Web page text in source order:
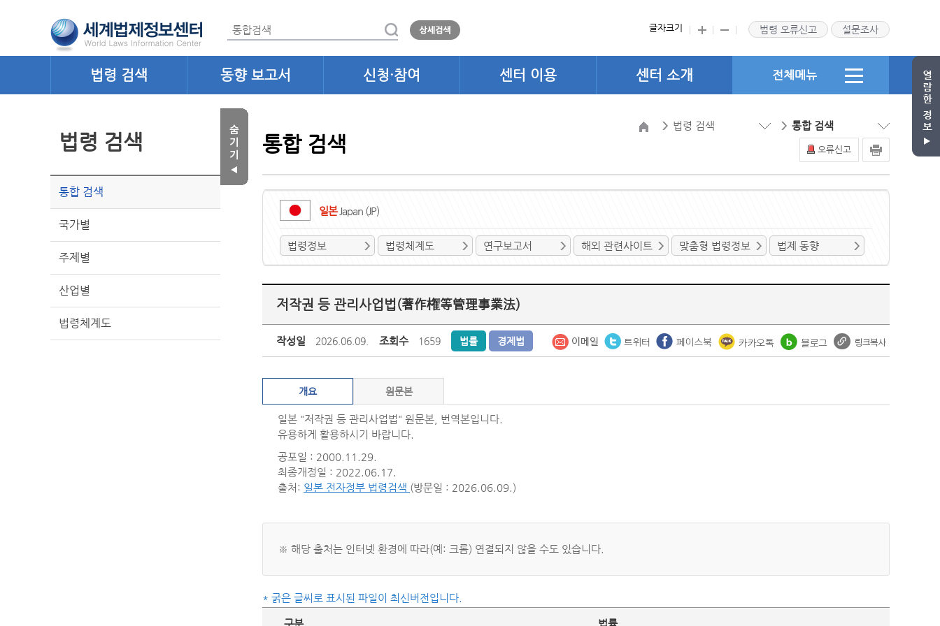
글자크기 법령 오류신고 설문조사
법령 검색 동향 보고서 신청·참여 센터 이용 센터 소개 전체메뉴
법령 검색
통합 검색
국가별
주제별
산업별
법령체계도
법령 검색 통합 검색
오류신고
통합 검색
일본Japan (JP)
법령정보 법령체계도 연구보고서 해외 관련사이트 맞춤형 법령정보 법제 동향
저작권 등 관리사업법(著作権等管理事業法)
작성일 2026.06.09. 조회수 1659 법률 경제법
개요 원문본
일본 "저작권 등 관리사업법" 원문본, 번역본입니다.
유용하게 활용하시기 바랍니다.
공포일 : 2000.11.29.
최종개정일 : 2022.06.17.
출처: 일본 전자정부 법령검색 (방문일 : 2026.06.09.)
※ 해당 출처는 인터넷 환경에 따라(예: 크롬) 연결되지 않을 수도 있습니다.
* 굵은 글씨로 표시된 파일이 최신버전입니다.
구분 법률